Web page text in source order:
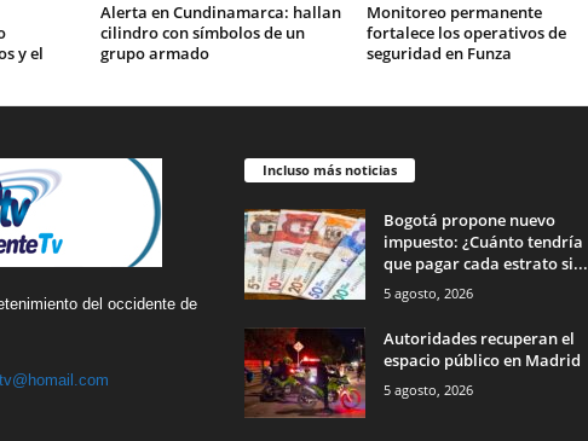
y el
Alerta en Cundinamarca: hallan
cilindro con símbolos de un
grupo armado
Monitoreo permanente
fortalece los operativos de
seguridad en Funza
del occidente de
Incluso más noticias
Bogotá propone nuevo
impuesto: ¿Cuánto tendría
que pagar cada estrato si...
5 agosto, 2026
Autoridades recuperan el
espacio público en Madrid
5 agosto, 2026